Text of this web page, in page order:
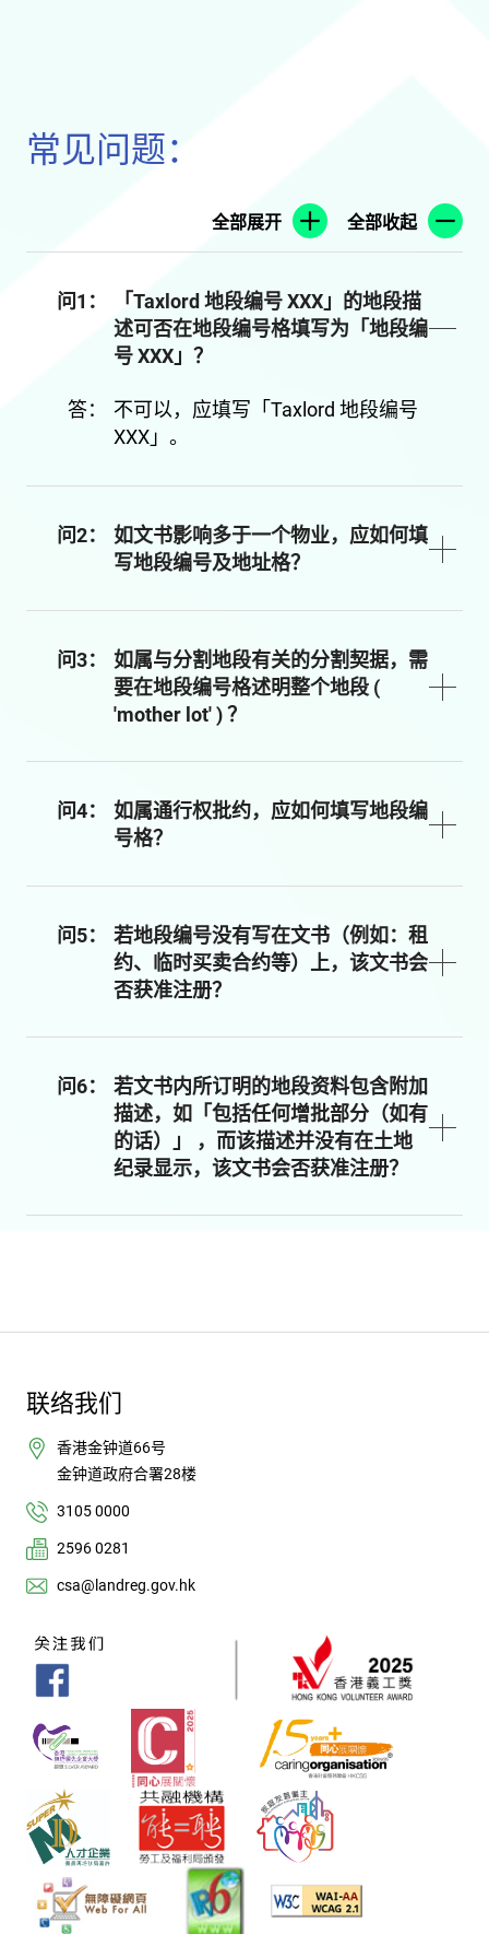
常见问题：
全部展开 全部收起
问1：
「Taxlord 地段编号 XXX」的地段描
述可否在地段编号格填写为「地段编
号 XXX」？
答：
不可以，应填写「Taxlord 地段编号
XXX」。
问2：
如文书影响多于一个物业，应如何填
写地段编号及地址格？
问3：
如属与分割地段有关的分割契据，需
要在地段编号格述明整个地段 (
'mother lot' ) ？
问4：
如属通行权批约，应如何填写地段编
号格？
问5：
若地段编号没有写在文书（例如：租
约、临时买卖合约等）上，该文书会
否获准注册？
问6：
若文书内所订明的地段资料包含附加
描述，如「包括任何增批部分（如有
的话）」 ，而该描述并没有在土地
纪录显示，该文书会否获准注册？
联络我们
香港金钟道66号
金钟道政府合署28楼
3105 0000
2596 0281
csa@landreg.gov.hk